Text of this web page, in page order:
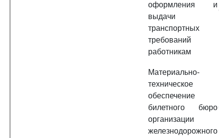
оформления и
выдачи
транспортных
требований
работникам
Материально-
техническое
обеспечение
билетного бюро
организации
железнодорожного